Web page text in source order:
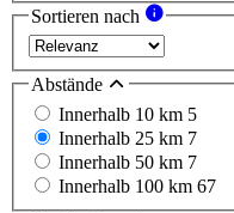
Sortieren nach
Abstände
Innerhalb 10 km 5
Innerhalb 25 km 7
Innerhalb 50 km 7
Innerhalb 100 km 67